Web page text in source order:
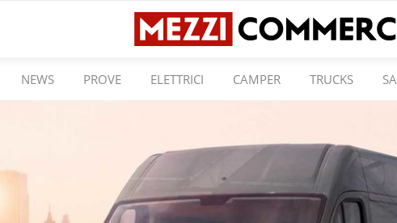
NEWS PROVE ELETTRICI CAMPER TRUCKS